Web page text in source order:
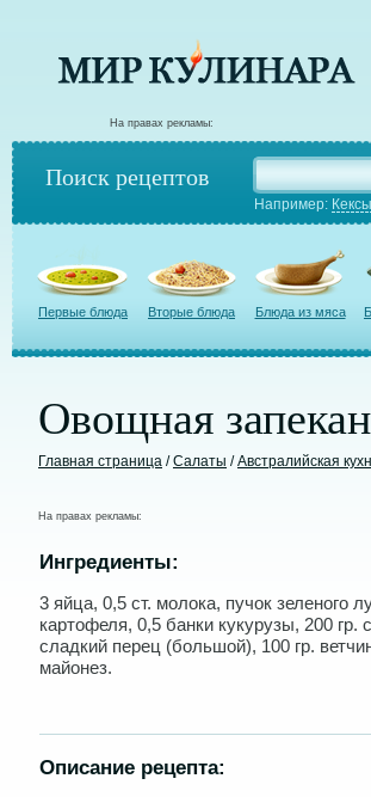
На правах рекламы:
Поиск рецептов
Например:
Первые блюда Вторые блюда Блюда из мяса
Овощная
Главная страница /Салаты /Австралийская
На правах рекламы:
Ингредиенты:
3 яйца, 0,5 ст. молока, пучок зеленого
картофеля, 0,5 банки кукурузы, 200 гр.
сладкий перец (большой), 100 гр.
майонез.
Описание рецепта: